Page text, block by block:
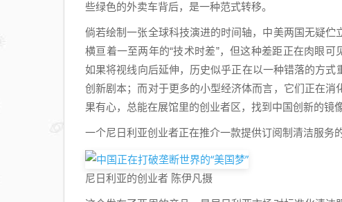
些绿色的外卖车背后，是一种范式转移。
倘若绘制一张全球科技演进的时间轴，中美两国无疑
横亘着一至两年的“技术时差”，但这种差距正在肉眼可
如果将视线向后延伸，历史似乎正在以一种错落的方
创新剧本；而对于更多的小型经济体而言，它们正在
果有心，总能在展馆里的创业者区，找到中国创新的镜像
一个尼日利亚创业者正在推介一款提供订阅制清洁服务
尼日利亚的创业者 陈伊凡摄